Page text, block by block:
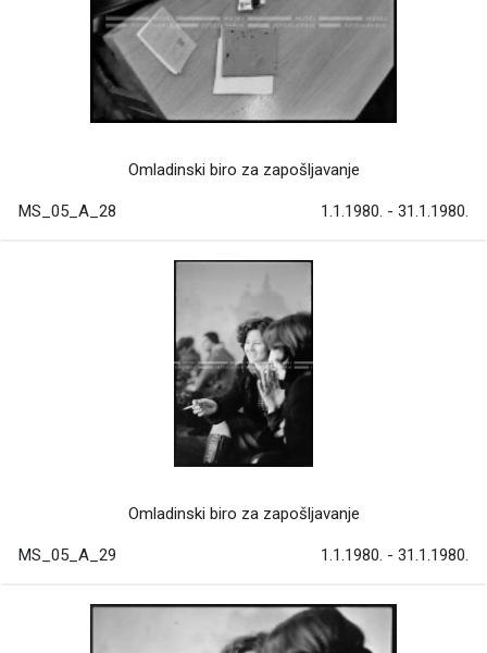
Omladinski biro za zapošljavanje
MS_05_A_28 1.1.1980. - 31.1.1980.
Omladinski biro za zapošljavanje
MS_05_A_29 1.1.1980. - 31.1.1980.